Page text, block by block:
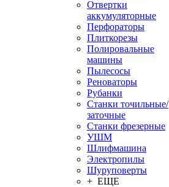
Отвертки
аккумуляторные
Перфораторы
Плиткорезы
Полировальные
машины
Пылесосы
Реноваторы
Рубанки
Станки точильные/
заточные
Станки фрезерные
УШМ
Шлифмашина
Электропилы
Шуруповерты
+ ЕЩЕ